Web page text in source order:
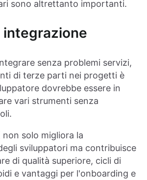
sono altrettanto importanti.
integrazione
senza problemi servizi,
di terze parti nei progetti è
dovrebbe essere in
vari strumenti senza
non solo migliora la
sviluppatori ma contribuisce
di qualità superiore, cicli di
e vantaggi per l'onboarding e